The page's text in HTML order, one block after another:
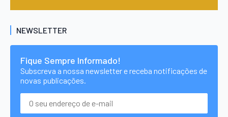
NEWSLETTER
Fique Sempre Informado!
Subscreva a nossa newsletter e receba notificações de
novas publicações.